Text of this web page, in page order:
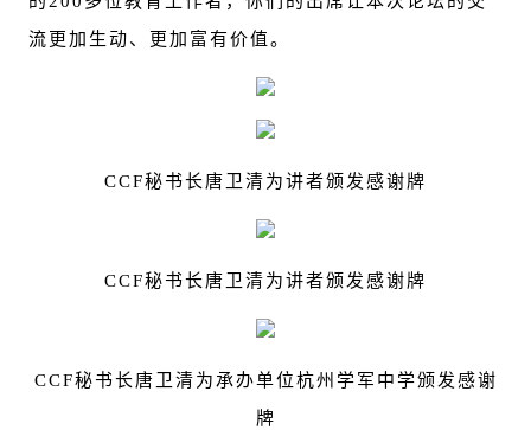
流更加生动、更加富有价值。
CCF秘书长唐卫清为讲者颁发感谢牌
CCF秘书长唐卫清为讲者颁发感谢牌
CCF秘书长唐卫清为承办单位杭州学军中学颁发感谢
牌